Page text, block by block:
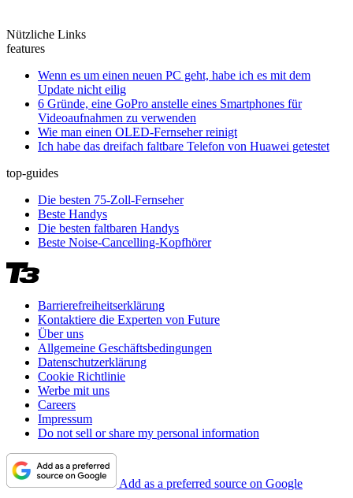
Nützliche Links
features
Wenn es um einen neuen PC geht, habe ich es mit dem
Update nicht eilig
6 Gründe, eine GoPro anstelle eines Smartphones für
Videoaufnahmen zu verwenden
Wie man einen OLED-Fernseher reinigt
Ich habe das dreifach faltbare Telefon von Huawei getestet
top-guides
Die besten 75-Zoll-Fernseher
Beste Handys
Die besten faltbaren Handys
Beste Noise-Cancelling-Kopfhörer
Barrierefreiheitserklärung
Kontaktiere die Experten von Future
Über uns
Allgemeine Geschäftsbedingungen
Datenschutzerklärung
Cookie Richtlinie
Werbe mit uns
Careers
Impressum
Do not sell or share my personal information
Add as a preferred source on Google